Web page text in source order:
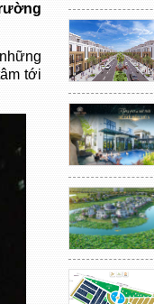
tới